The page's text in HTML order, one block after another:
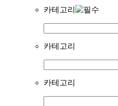
카테고리
카테고리
카테고리